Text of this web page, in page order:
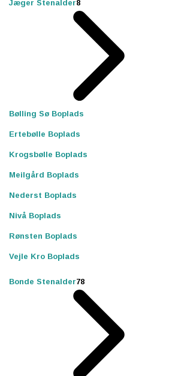
Jæger Stenalder8
Bølling Sø Boplads
Ertebølle Boplads
Krogsbølle Boplads
Meilgård Boplads
Nederst Boplads
Nivå Boplads
Rønsten Boplads
Vejle Kro Boplads
Bonde Stenalder78